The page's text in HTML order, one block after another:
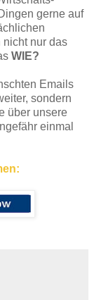
gerne auf
nicht nur das
WIE?
Emails
sondern
über unsere
einmal